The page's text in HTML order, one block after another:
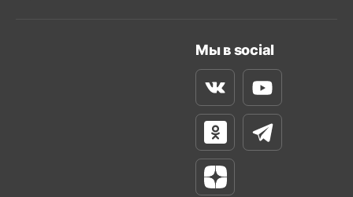
Мы в social
ВконтактеYoutube
Одноклассники
Телеграм
Яндекс Дзен